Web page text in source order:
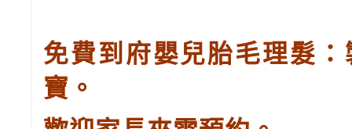
免費到府嬰兒胎毛理髮
寶。